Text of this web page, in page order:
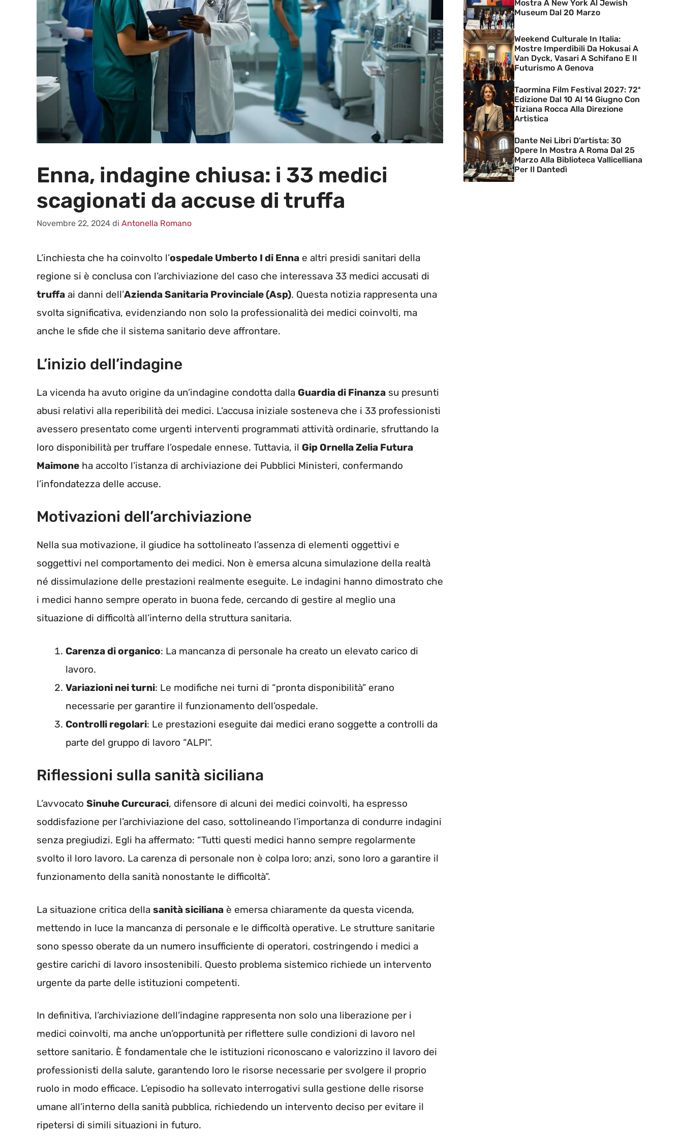
Enna, indagine chiusa: i 33 medici
scagionati da accuse di truffa
Novembre 22, 2024 di Antonella Romano
L’inchiesta che ha coinvolto l’ospedale Umberto I di Enna e altri presidi sanitari della
regione si è conclusa con l’archiviazione del caso che interessava 33 medici accusati di
truffa ai danni dell’Azienda Sanitaria Provinciale (Asp). Questa notizia rappresenta una
svolta significativa, evidenziando non solo la professionalità dei medici coinvolti, ma
anche le sfide che il sistema sanitario deve affrontare.
L’inizio dell’indagine
La vicenda ha avuto origine da un’indagine condotta dalla Guardia di Finanza su presunti
abusi relativi alla reperibilità dei medici. L’accusa iniziale sosteneva che i 33 professionisti
avessero presentato come urgenti interventi programmati attività ordinarie, sfruttando la
loro disponibilità per truffare l’ospedale ennese. Tuttavia, il Gip Ornella Zelia Futura
Maimone ha accolto l’istanza di archiviazione dei Pubblici Ministeri, confermando
l’infondatezza delle accuse.
Motivazioni dell’archiviazione
Nella sua motivazione, il giudice ha sottolineato l’assenza di elementi oggettivi e
soggettivi nel comportamento dei medici. Non è emersa alcuna simulazione della realtà
né dissimulazione delle prestazioni realmente eseguite. Le indagini hanno dimostrato che
i medici hanno sempre operato in buona fede, cercando di gestire al meglio una
situazione di difficoltà all’interno della struttura sanitaria.
Carenza di organico: La mancanza di personale ha creato un elevato carico di
lavoro.
Variazioni nei turni: Le modifiche nei turni di “pronta disponibilità” erano
necessarie per garantire il funzionamento dell’ospedale.
Controlli regolari: Le prestazioni eseguite dai medici erano soggette a controlli da
parte del gruppo di lavoro “ALPI”.
Riflessioni sulla sanità siciliana
L’avvocato Sinuhe Curcuraci, difensore di alcuni dei medici coinvolti, ha espresso
soddisfazione per l’archiviazione del caso, sottolineando l’importanza di condurre indagini
senza pregiudizi. Egli ha affermato: “Tutti questi medici hanno sempre regolarmente
svolto il loro lavoro. La carenza di personale non è colpa loro; anzi, sono loro a garantire il
funzionamento della sanità nonostante le difficoltà”.
La situazione critica della sanità siciliana è emersa chiaramente da questa vicenda,
mettendo in luce la mancanza di personale e le difficoltà operative. Le strutture sanitarie
sono spesso oberate da un numero insufficiente di operatori, costringendo i medici a
gestire carichi di lavoro insostenibili. Questo problema sistemico richiede un intervento
urgente da parte delle istituzioni competenti.
In definitiva, l’archiviazione dell’indagine rappresenta non solo una liberazione per i
medici coinvolti, ma anche un’opportunità per riflettere sulle condizioni di lavoro nel
settore sanitario. È fondamentale che le istituzioni riconoscano e valorizzino il lavoro dei
professionisti della salute, garantendo loro le risorse necessarie per svolgere il proprio
ruolo in modo efficace. L’episodio ha sollevato interrogativi sulla gestione delle risorse
umane all’interno della sanità pubblica, richiedendo un intervento deciso per evitare il
ripetersi di simili situazioni in futuro.
Mostra A New York Al Jewish
Museum Dal 20 Marzo
Weekend Culturale In Italia:
Mostre Imperdibili Da Hokusai A
Van Dyck, Vasari A Schifano E Il
Futurismo A Genova
Taormina Film Festival 2027: 72ª
Edizione Dal 10 Al 14 Giugno Con
Tiziana Rocca Alla Direzione
Artistica
Dante Nei Libri D’artista: 30
Opere In Mostra A Roma Dal 25
Marzo Alla Biblioteca Vallicelliana
Per Il Dantedì